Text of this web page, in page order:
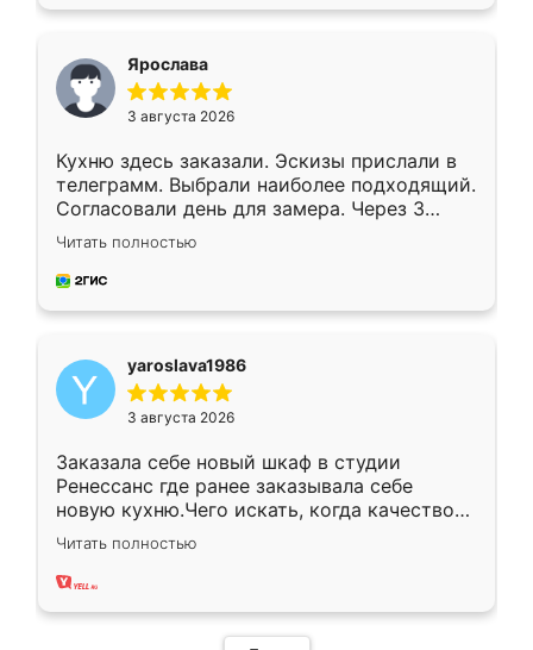
Ярослава
3 августа 2026
Кухню здесь заказали. Эскизы прислали в
телеграмм. Выбрали наиболее подходящий.
Согласовали день для замера. Через 3
недели кухня была уже готова. Остались
довольны работой. Спасибо Ренессанс
мебель за качественную работу!
Читать полностью
yaroslava1986
3 августа 2026
Заказала себе новый шкаф в студии
Ренессанс где ранее заказывала себе
новую кухню.Чего искать, когда качеством
вполне довольна. Служит кухня уже почти
два года, нареканий нет.
Читать полностью